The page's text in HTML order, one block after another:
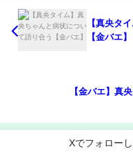
【真央タ
【金バエ】
【金バエ】真
Xでフォロー